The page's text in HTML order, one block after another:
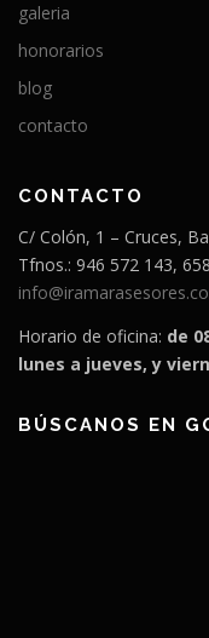
galeria
honorarios
blog
contacto
CONTACTO
C/ Colón, 1 – Cruces,
Tfnos.: 946 572 143,
Horario de oficina: de
lunes a jueves, y
BÚSCANOS EN